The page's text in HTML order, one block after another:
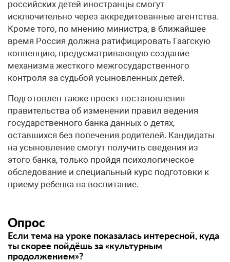
российских детей иностранцы смогут
исключительно через аккредитованные агентства.
Кроме того, по мнению министра, в ближайшее
время Россия должна ратифицировать Гаагскую
конвенцию, предусматривающую создание
механизма жесткого межгосударственного
контроля за судьбой усыновленных детей.
Подготовлен также проект постановления
правительства об изменении правил ведения
государственного банка данных о детях,
оставшихся без попечения родителей. Кандидаты
на усыновление смогут получить сведения из
этого банка, только пройдя психологическое
обследование и специальный курс подготовки к
приему ребенка на воспитание.
Опрос
Если тема на уроке показалась интересной, куда
ты скорее пойдёшь за «культурным
продолжением»?